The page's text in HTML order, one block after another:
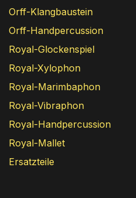
Orff-Klangbaustein
Orff-Handpercussion
Royal-Glockenspiel
Royal-Xylophon
Royal-Marimbaphon
Royal-Vibraphon
Royal-Handpercussion
Royal-Mallet
Ersatzteile